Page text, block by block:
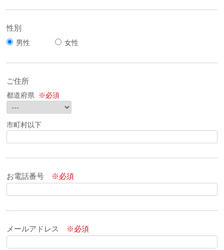
性別
男性 女性
ご住所
都道府県 ※必須
市町村以下
お電話番号 ※必須
メールアドレス ※必須